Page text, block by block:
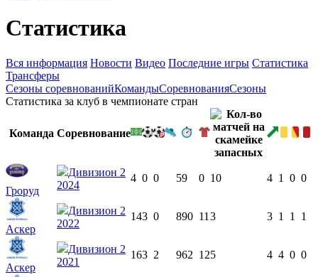
Статистика
Вся информация Новости Видео Последние игры Статистика
Трансферы
Сезоны соревнованийКомандыСоревнованияСезоны
Статистика за клуб в чемпионате стран
Команда Соревнование
Гроруд
Дивизион 2
2024
4 0 0 59 0 10 4 1 0 0
Аскер
Дивизион 2
2022
143 0 890 11 3 3 1 1 1
Аскер
Дивизион 2
2021
163 2 962 125 4 4 0 0